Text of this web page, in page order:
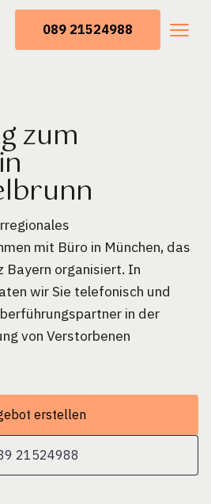
089 21524988
zum
mit Büro in München, das
Bayern organisiert. In
wir Sie telefonisch und
in der
von Verstorbenen
erstellen
21524988